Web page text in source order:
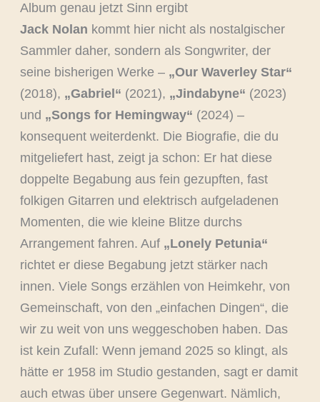
Album genau jetzt Sinn ergibt
Jack Nolan kommt hier nicht als nostalgischer
Sammler daher, sondern als Songwriter, der
seine bisherigen Werke – „Our Waverley Star“
(2018), „Gabriel“ (2021), „Jindabyne“ (2023)
und „Songs for Hemingway“ (2024) –
konsequent weiterdenkt. Die Biografie, die du
mitgeliefert hast, zeigt ja schon: Er hat diese
doppelte Begabung aus fein gezupften, fast
folkigen Gitarren und elektrisch aufgeladenen
Momenten, die wie kleine Blitze durchs
Arrangement fahren. Auf „Lonely Petunia“
richtet er diese Begabung jetzt stärker nach
innen. Viele Songs erzählen von Heimkehr, von
Gemeinschaft, von den „einfachen Dingen“, die
wir zu weit von uns weggeschoben haben. Das
ist kein Zufall: Wenn jemand 2025 so klingt, als
hätte er 1958 im Studio gestanden, sagt er damit
auch etwas über unsere Gegenwart. Nämlich,